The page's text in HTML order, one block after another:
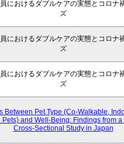
におけるダブルケアの実態とコロナ
ズ
におけるダブルケアの実態とコロナ
ズ
におけるダブルケアの実態とコロナ
ズ
Between Pet Type (Co-Walkable,
Pets) and Well-Being: Findings from
Cross-Sectional Study in Japan